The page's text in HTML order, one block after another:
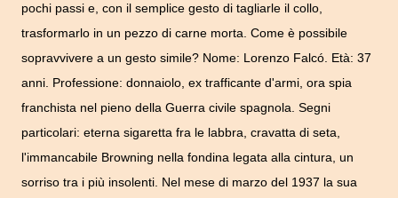
pochi passi e, con il semplice gesto di tagliarle il collo,
trasformarlo in un pezzo di carne morta. Come è possibile
sopravvivere a un gesto simile? Nome: Lorenzo Falcó. Età: 37
anni. Professione: donnaiolo, ex trafficante d'armi, ora spia
franchista nel pieno della Guerra civile spagnola. Segni
particolari: eterna sigaretta fra le labbra, cravatta di seta,
l'immancabile Browning nella fondina legata alla cintura, un
sorriso tra i più insolenti. Nel mese di marzo del 1937 la sua